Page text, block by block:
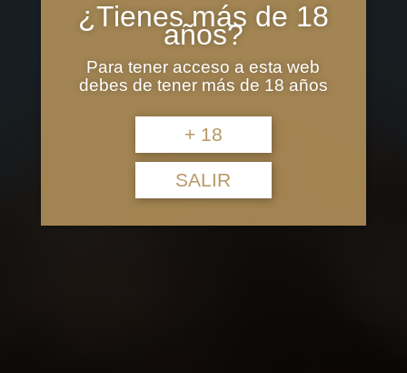
¿Tienes más de 18
años?
Para tener acceso a esta web
debes de tener más de 18 años
+ 18
SALIR